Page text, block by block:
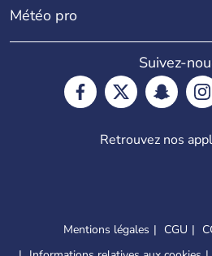
Météo pro
Suivez-
Retrouvez nos
Mentions légales CGU